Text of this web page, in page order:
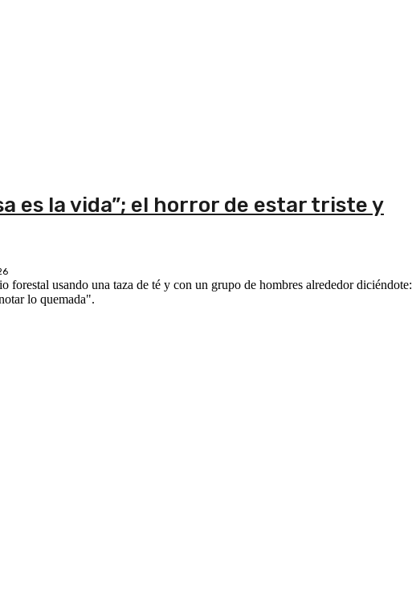
es la vida”; el horror de estar triste y
usando una taza de té y con un grupo de hombres alrededor diciéndote:
lo quemada".